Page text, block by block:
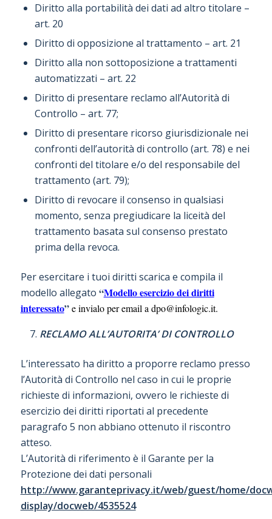
Diritto alla portabilità dei dati ad altro titolare –
art. 20
Diritto di opposizione al trattamento – art. 21
Diritto alla non sottoposizione a trattamenti
automatizzati – art. 22
Diritto di presentare reclamo all’Autorità di
Controllo – art. 77;
Diritto di presentare ricorso giurisdizionale nei
confronti dell’autorità di controllo (art. 78) e nei
confronti del titolare e/o del responsabile del
trattamento (art. 79);
Diritto di revocare il consenso in qualsiasi
momento, senza pregiudicare la liceità del
trattamento basata sul consenso prestato
prima della revoca.
Per esercitare i tuoi diritti scarica e compila il
modello allegato “Modello esercizio dei diritti
interessato”e invialo per email a dpo@infologic.it.
RECLAMO ALL’AUTORITA’ DI CONTROLLO
L’interessato ha diritto a proporre reclamo presso
l’Autorità di Controllo nel caso in cui le proprie
richieste di informazioni, ovvero le richieste di
esercizio dei diritti riportati al precedente
paragrafo 5 non abbiano ottenuto il riscontro
atteso.
L’Autorità di riferimento è il Garante per la
Protezione dei dati personali
http://www.garanteprivacy.it/web/guest/home/
display/docweb/4535524